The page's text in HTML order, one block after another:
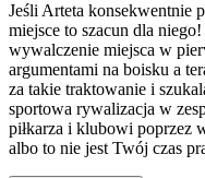
Jeśli Arteta konsekwentnie
miejsce to szacun dla
wywalczenie miejsca w
argumentami na boisku a
za takie traktowanie i
sportowa rywalizacja w
piłkarza i klubowi poprzez
albo to nie jest Twój czas